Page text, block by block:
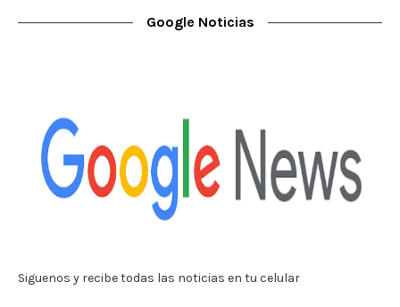
Google Noticias
Siguenos y recibe todas las noticias en tu celular